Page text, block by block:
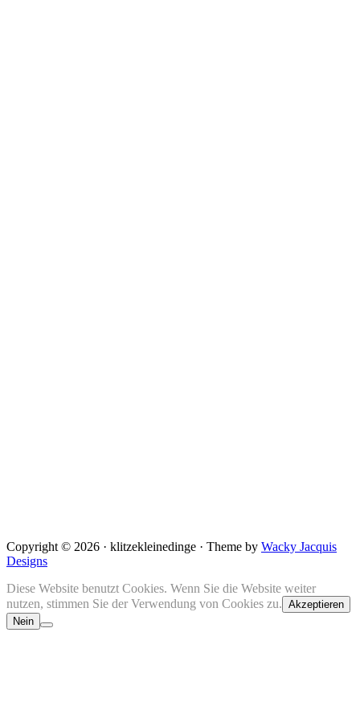
Copyright © 2026 · klitzekleinedinge · Theme by Wacky Jacquis
Designs
Diese Website benutzt Cookies. Wenn Sie die Website weiter
nutzen, stimmen Sie der Verwendung von Cookies zu. Akzeptieren
Nein